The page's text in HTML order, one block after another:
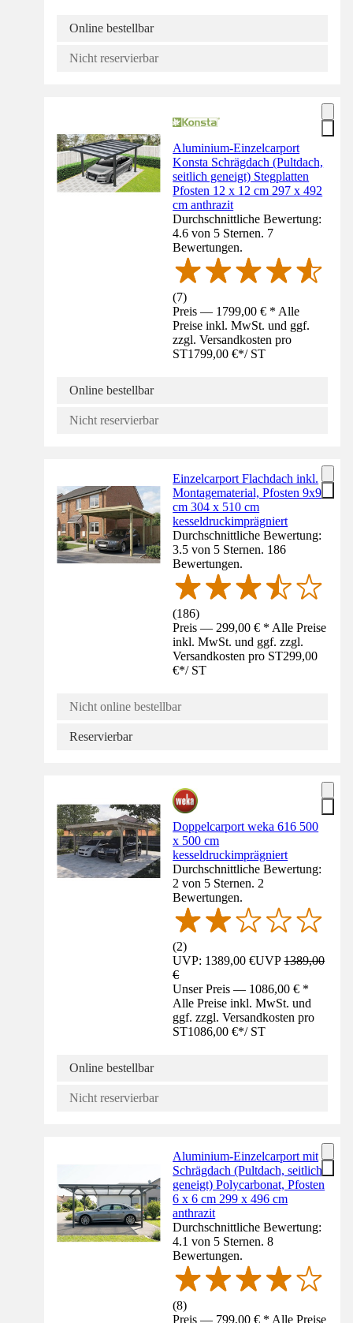
Online bestellbar
Nicht reservierbar
Aluminium-Einzelcarport
Konsta Schrägdach (Pultdach,
seitlich geneigt) Stegplatten
Pfosten 12 x 12 cm 297 x 492
cm anthrazit
Durchschnittliche Bewertung:
4.6 von 5 Sternen. 7
Bewertungen.
(7)
Preis — 1799,00 € * Alle
Preise inkl. MwSt. und ggf.
zzgl. Versandkosten pro
ST1799,00 €*/ ST
Online bestellbar
Nicht reservierbar
Einzelcarport Flachdach inkl.
Montagematerial, Pfosten 9x9
cm 304 x 510 cm
kesseldruckimprägniert
Durchschnittliche Bewertung:
3.5 von 5 Sternen. 186
Bewertungen.
(186)
Preis — 299,00 € * Alle Preise
inkl. MwSt. und ggf. zzgl.
Versandkosten pro ST299,00
€*/ ST
Nicht online bestellbar
Reservierbar
Doppelcarport weka 616 500
x 500 cm
kesseldruckimprägniert
Durchschnittliche Bewertung:
2 von 5 Sternen. 2
Bewertungen.
(2)
UVP: 1389,00 €UVP1389,00
€
Unser Preis — 1086,00 € *
Alle Preise inkl. MwSt. und
ggf. zzgl. Versandkosten pro
ST1086,00 €*/ ST
Online bestellbar
Nicht reservierbar
Aluminium-Einzelcarport mit
Schrägdach (Pultdach, seitlich
geneigt) Polycarbonat, Pfosten
6 x 6 cm 299 x 496 cm
anthrazit
Durchschnittliche Bewertung:
4.1 von 5 Sternen. 8
Bewertungen.
(8)
Preis — 799,00 € * Alle Preise